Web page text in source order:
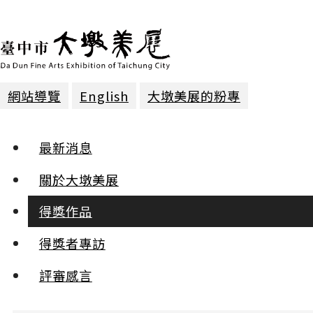
網站導覽 English 大墩美展的粉專
最新消息
關於大墩美展
得獎作品
得獎者專訪
評審感言
篆刻 | 第一名
捉雲作龍 莫昍霖